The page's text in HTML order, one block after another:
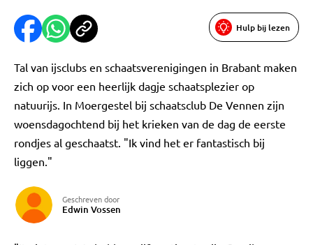
Hulp bij lezen
Tal van ijsclubs en schaatsverenigingen in Brabant maken
zich op voor een heerlijk dagje schaatsplezier op
natuurijs. In Moergestel bij schaatsclub De Vennen zijn
woensdagochtend bij het krieken van de dag de eerste
rondjes al geschaatst. "Ik vind het er fantastisch bij
liggen."
Geschreven door
Edwin Vossen